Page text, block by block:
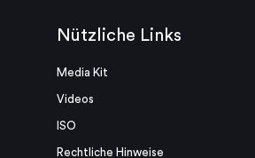
Nützliche Links
Media Kit
Videos
ISO
Rechtliche Hinweise